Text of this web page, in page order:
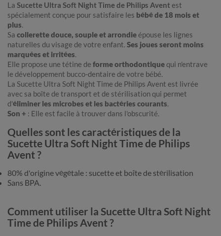
La Sucette Ultra Soft Night Time de Philips Avent est
spécialement conçue pour satisfaire les bébé de 18 mois et
plus.
Sa collerette douce, souple et arrondieépouse les lignes
naturelles du visage de votre enfant. Ses joues seront moins
marquées et irritées.
Elle propose une tétine de forme orthodontiquequi n'entrave
le développement bucco-dentaire de votre bébé.
La Sucette Ultra Soft Night Time de Philips Avent est livrée
avec sa boîte de transport et de stérilisation qui permet
d'éliminer les microbes et les bactéries courants.
Son + : Elle est facile à trouver dans l'obscurité.
Quelles sont les caractéristiques de la
Sucette Ultra Soft Night Time de Philips
Avent ?
80% d'origine végétale : sucette et boîte de stérilisation
Sans BPA.
Comment utiliser la Sucette Ultra Soft Night
Time de Philips Avent ?